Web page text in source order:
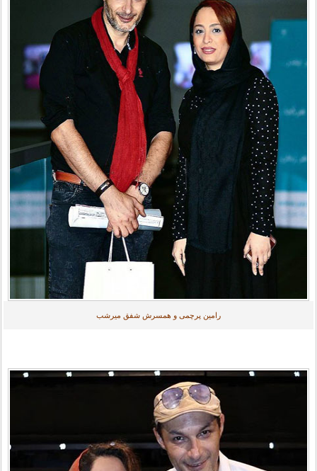
رامین پرچمی و همسرش شفق میرشب